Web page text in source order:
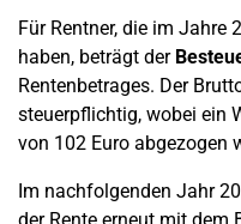
Für Rentner, die im Jahre
haben, beträgt der
Rentenbetrages. Der
steuerpflichtig, wobei ein
von 102 Euro abgezogen
Im nachfolgenden Jahr